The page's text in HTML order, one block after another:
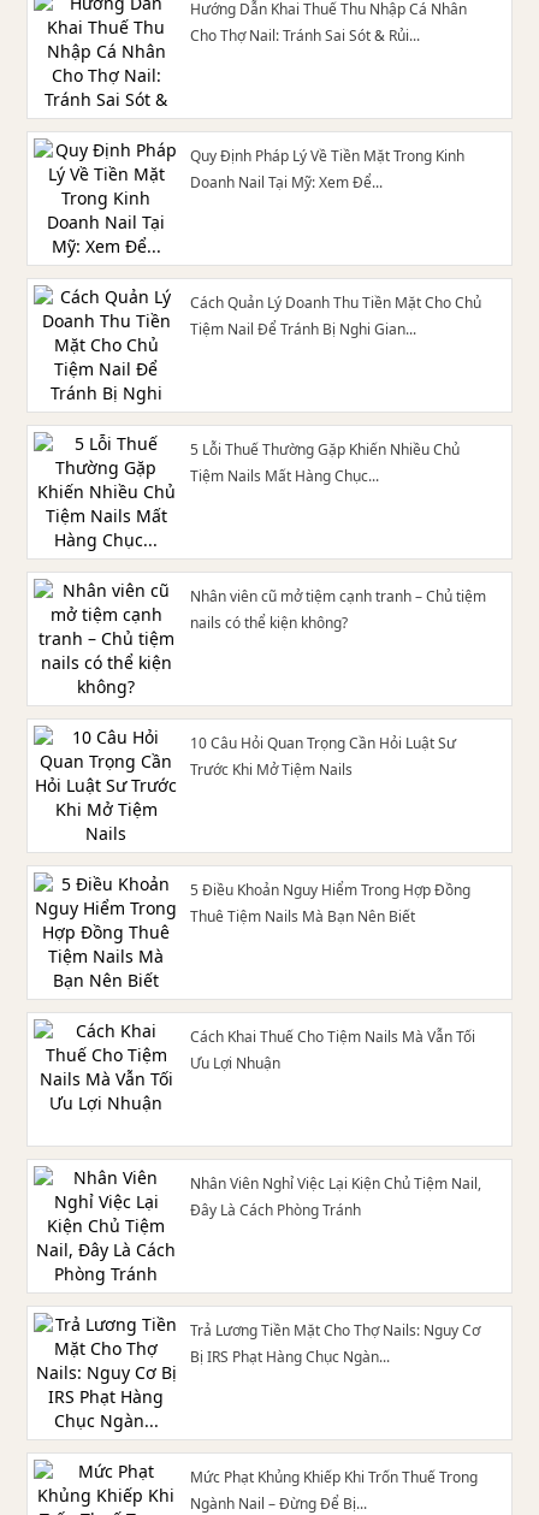
Hướng Dẫn Khai Thuế Thu Nhập Cá Nhân
Cho Thợ Nail: Tránh Sai Sót & Rủi...
Quy Định Pháp Lý Về Tiền Mặt Trong Kinh
Doanh Nail Tại Mỹ: Xem Để...
Cách Quản Lý Doanh Thu Tiền Mặt Cho Chủ
Tiệm Nail Để Tránh Bị Nghi Gian...
5 Lỗi Thuế Thường Gặp Khiến Nhiều Chủ
Tiệm Nails Mất Hàng Chục...
Nhân viên cũ mở tiệm cạnh tranh – Chủ tiệm
nails có thể kiện không?
10 Câu Hỏi Quan Trọng Cần Hỏi Luật Sư
Trước Khi Mở Tiệm Nails
5 Điều Khoản Nguy Hiểm Trong Hợp Đồng
Thuê Tiệm Nails Mà Bạn Nên Biết
Cách Khai Thuế Cho Tiệm Nails Mà Vẫn Tối
Ưu Lợi Nhuận
Nhân Viên Nghỉ Việc Lại Kiện Chủ Tiệm Nail,
Đây Là Cách Phòng Tránh
Trả Lương Tiền Mặt Cho Thợ Nails: Nguy Cơ
Bị IRS Phạt Hàng Chục Ngàn...
Mức Phạt Khủng Khiếp Khi Trốn Thuế Trong
Ngành Nail – Đừng Để Bị...